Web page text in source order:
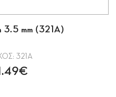
3.5 mm (321Α)
321A